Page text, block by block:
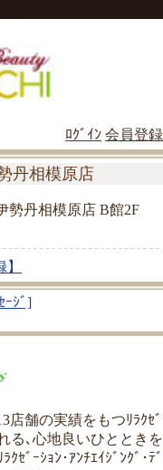
ﾛｸﾞｲﾝ 会員登録
丹相模原店
勢丹相模原店 B館2F
ｰｼﾞ]
店舗の実績をもつﾘﾗｸｾﾞ
る､心地良いひとときを
ｾﾞｰｼｮﾝ･ｱﾝﾁｴｲｼﾞﾝｸﾞ･ﾃﾞ